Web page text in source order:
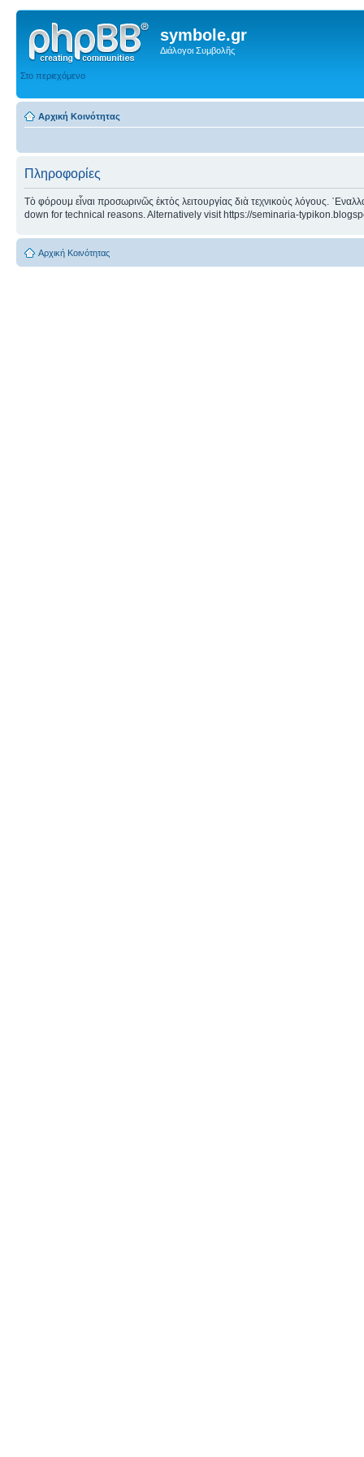
symbole.gr
Διάλογοι Συμβολῆς
Στο περιεχόμενο
Αρχική Κοινότητας
Πληροφορίες
Τὸ φόρουμ εἶναι προσωρινῶς ἐκτὸς λειτουργίας διὰ τεχνικοὺς λόγους.
down for technical reasons. Alternatively visit https://seminaria-
Αρχική Κοινότητας